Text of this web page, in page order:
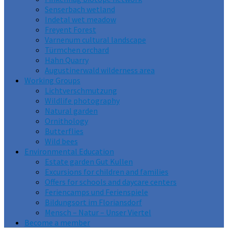
Senserbach wetland
Indetal wet meadow
Freyent Forest
Varnenum cultural landscape
Türmchen orchard
Hahn Quarry
Augustinerwald wilderness area
Working Groups
Lichtverschmutzung
Wildlife photography
Natural garden
Ornithology
Butterflies
Wild bees
Environmental Education
Estate garden Gut Kullen
Excursions for children and families
Offers for schools and daycare centers
Feriencamps und Ferienspiele
Bildungsort im Floriansdorf
Mensch – Natur – Unser Viertel
Become a member